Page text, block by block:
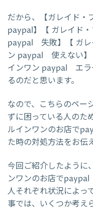
だから、【ガレイド・
paypal】【 ガレイド
paypal 失敗】【 ガレ
ン paypal 使えない】
インワン paypal エラ
るのだと思います。
なので、こちらのペー
ずに困っている人のた
ルインワンのお店で
た時の対処方法をお伝
今回ご紹介したように
ンワンのお店でpaypal
人それぞれ状況によっ
事では、いくつか考え